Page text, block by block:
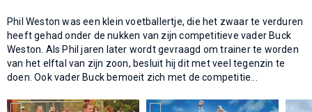
Phil Weston was een klein voetballertje, die het zwaar te verduren
heeft gehad onder de nukken van zijn competitieve vader Buck
Weston. Als Phil jaren later wordt gevraagd om trainer te worden
van het elftal van zijn zoon, besluit hij dit met veel tegenzin te
doen. Ook vader Buck bemoeit zich met de competitie...